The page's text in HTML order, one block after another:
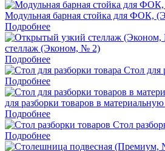
Модульная барная стойка для ФОК,
Подробнее
стеллаж (Эконом, № 2)
Подробнее
Стол для
Подробнее
для разборки товаров в
Подробнее
Стол
Подробнее